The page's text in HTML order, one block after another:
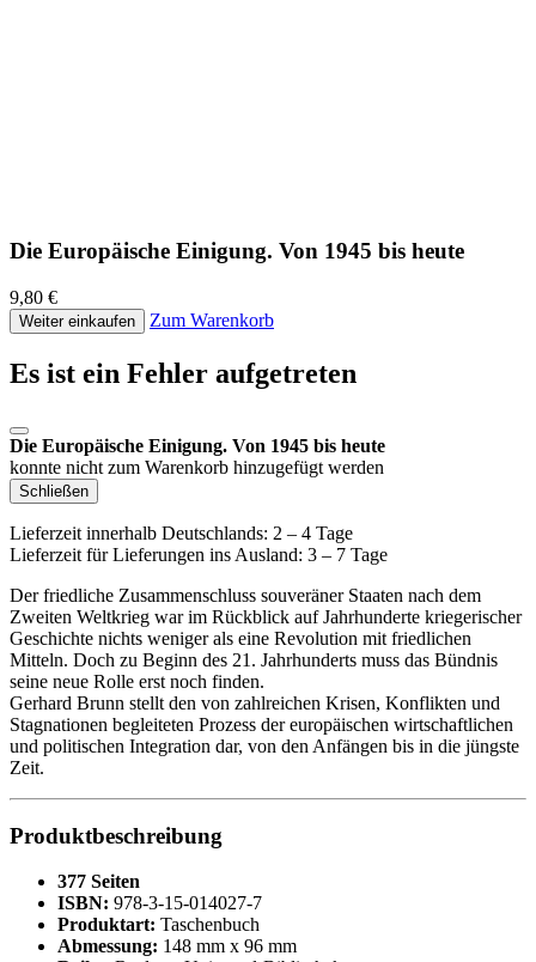
Die Europäische Einigung. Von 1945 bis heute
9,80 €
Weiter einkaufen Zum Warenkorb
Es ist ein Fehler aufgetreten
Die Europäische Einigung. Von 1945 bis heute
konnte nicht zum Warenkorb hinzugefügt werden
Schließen
Lieferzeit innerhalb Deutschlands: 2 – 4 Tage
Lieferzeit für Lieferungen ins Ausland: 3 – 7 Tage
Der friedliche Zusammenschluss souveräner Staaten nach dem
Zweiten Weltkrieg war im Rückblick auf Jahrhunderte kriegerischer
Geschichte nichts weniger als eine Revolution mit friedlichen
Mitteln. Doch zu Beginn des 21. Jahrhunderts muss das Bündnis
seine neue Rolle erst noch finden.
Gerhard Brunn stellt den von zahlreichen Krisen, Konflikten und
Stagnationen begleiteten Prozess der europäischen wirtschaftlichen
und politischen Integration dar, von den Anfängen bis in die jüngste
Zeit.
Produktbeschreibung
377 Seiten
ISBN: 978-3-15-014027-7
Produktart: Taschenbuch
Abmessung: 148 mm x 96 mm